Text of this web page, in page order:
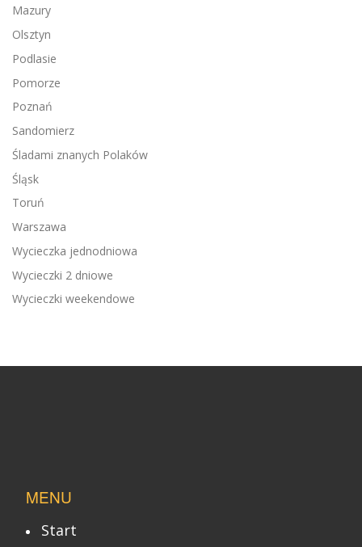
Mazury
Olsztyn
Podlasie
Pomorze
Poznań
Sandomierz
Śladami znanych Polaków
Śląsk
Toruń
Warszawa
Wycieczka jednodniowa
Wycieczki 2 dniowe
Wycieczki weekendowe
MENU
Start